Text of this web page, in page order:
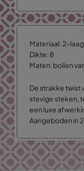
Materiaal: 2-
Dikte: 8
Maten: bollen
De strakke twist
stevige steken,
een luxe
Aangeboden in